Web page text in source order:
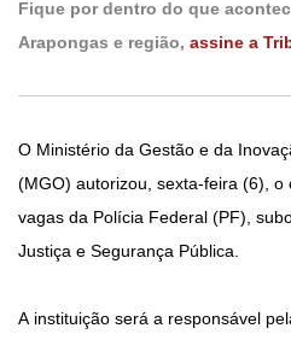
Fique por dentro do que
Arapongas e região, assine a
O Ministério da Gestão e da
(MGO) autorizou, sexta-feira (6), o
vagas da Polícia Federal (PF),
Justiça e Segurança Pública.
A instituição será a responsável